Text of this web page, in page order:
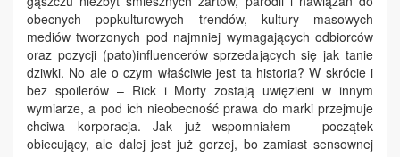
obecnych popkulturowych trendów, kultury masowych
mediów tworzonych pod najmniej wymagających odbiorców
oraz pozycji (pato)influencerów sprzedających się jak tanie
dziwki. No ale o czym właściwie jest ta historia? W skrócie i
bez spoilerów – Rick i Morty zostają uwięzieni w innym
wymiarze, a pod ich nieobecność prawa do marki przejmuje
chciwa korporacja. Jak już wspomniałem – początek
obiecujący, ale dalej jest już gorzej, bo zamiast sensownej